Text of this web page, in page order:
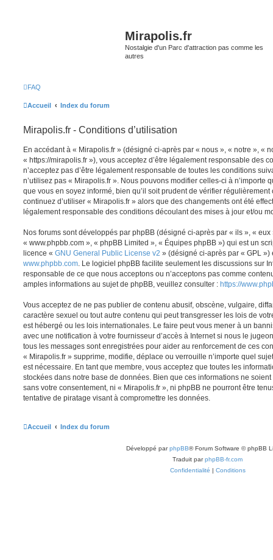
Mirapolis.fr
Nostalgie d'un Parc d'attraction pas comme les
autres
FAQ
Accueil Index du forum
Mirapolis.fr - Conditions d’utilisation
En accédant à « Mirapolis.fr » (désigné ci-après par « nous », « notre », «
« https://mirapolis.fr »), vous acceptez d’être légalement responsable des
n’acceptez pas d’être légalement responsable de toutes les conditions
n’utilisez pas « Mirapolis.fr ». Nous pouvons modifier celles-ci à n’importe
que vous en soyez informé, bien qu’il soit prudent de vérifier
continuez d’utiliser « Mirapolis.fr » alors que des changements ont été
légalement responsable des conditions découlant des mises à jour et/ou
Nos forums sont développés par phpBB (désigné ci-après par « ils », «
« www.phpbb.com », « phpBB Limited », « Équipes phpBB ») qui est un
licence « GNU General Public License v2 » (désigné ci-après par « GPL
www.phpbb.com . Le logiciel phpBB facilite seulement les discussions sur
responsable de ce que nous acceptons ou n’acceptons pas comme
amples informations au sujet de phpBB, veuillez consulter : https://
Vous acceptez de ne pas publier de contenu abusif, obscène, vulgaire,
caractère sexuel ou tout autre contenu qui peut transgresser les lois de
est hébergé ou les lois internationales. Le faire peut vous mener à un
avec une notification à votre fournisseur d’accès à Internet si nous le
tous les messages sont enregistrées pour aider au renforcement de ces
« Mirapolis.fr » supprime, modifie, déplace ou verrouille n’importe quel
est nécessaire. En tant que membre, vous acceptez que toutes les
stockées dans notre base de données. Bien que ces informations ne
sans votre consentement, ni « Mirapolis.fr », ni phpBB ne pourront être
tentative de piratage visant à compromettre les données.
Accueil Index du forum
Développé parphpBB® Forum Software © phpBB
Traduit parphpBB-fr.com
Confidentialité | Conditions